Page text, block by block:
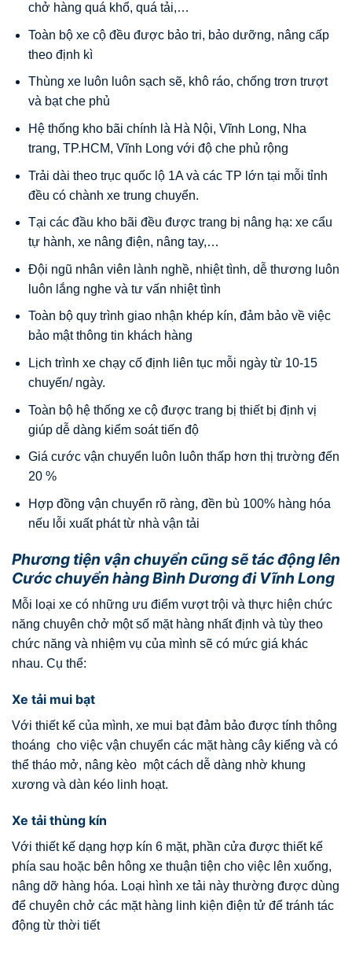
chở hàng quá khổ, quá tải,…
Toàn bộ xe cộ đều được bảo tri, bảo dưỡng, nâng cấp
theo định kì
Thùng xe luôn luôn sạch sẽ, khô ráo, chống trơn trượt
và bạt che phủ
Hệ thống kho bãi chính là Hà Nội, Vĩnh Long, Nha
trang, TP.HCM, Vĩnh Long với độ che phủ rộng
Trải dài theo trục quốc lộ 1A và các TP lớn tại mỗi tỉnh
đều có chành xe trung chuyển.
Tại các đầu kho bãi đều được trang bị nâng hạ: xe cẩu
tự hành, xe nâng điện, nâng tay,…
Đội ngũ nhân viên lành nghề, nhiệt tình, dễ thương luôn
luôn lắng nghe và tư vấn nhiệt tình
Toàn bộ quy trình giao nhận khép kín, đảm bảo về việc
bảo mật thông tin khách hàng
Lịch trình xe chạy cố định liên tục mỗi ngày từ 10-15
chuyến/ ngày.
Toàn bộ hệ thống xe cộ được trang bị thiết bị định vị
giúp dễ dàng kiểm soát tiến độ
Giá cước vận chuyển luôn luôn thấp hơn thị trường đến
20 %
Hợp đồng vận chuyển rõ ràng, đền bù 100% hàng hóa
nếu lỗi xuất phát từ nhà vận tải
Phương tiện vận chuyển cũng sẽ tác động lên
Cước chuyển hàng Bình Dương đi Vĩnh Long
Mỗi loại xe có những ưu điểm vượt trội và thực hiện chức
năng chuyên chở một số mặt hàng nhất định và tùy theo
chức năng và nhiệm vụ của mình sẽ có mức giá khác
nhau. Cụ thể:
Xe tải mui bạt
Với thiết kế của mình, xe mui bạt đảm bảo được tính thông
thoáng cho việc vận chuyển các mặt hàng cây kiểng và có
thể tháo mở, nâng kèo một cách dễ dàng nhờ khung
xương và dàn kéo linh hoạt.
Xe tải thùng kín
Với thiết kế dạng hợp kín 6 mặt, phần cửa được thiết kế
phía sau hoặc bên hông xe thuận tiện cho việc lên xuống,
nâng dỡ hàng hóa. Loại hình xe tải này thường được dùng
để chuyên chở các mặt hàng linh kiện điện tử để tránh tác
động từ thời tiết